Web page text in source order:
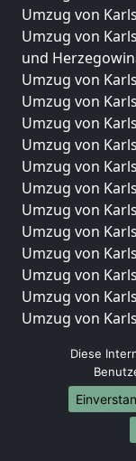
Umzug von
Umzug von
und
Umzug von
Umzug von
Umzug von
Umzug von
Umzug von
Umzug von
Umzug von
Umzug von
Umzug von
Umzug von
Umzug von
Umzug von
Umzüge-
Umzug von
Umzug von
Umzug von
Diese